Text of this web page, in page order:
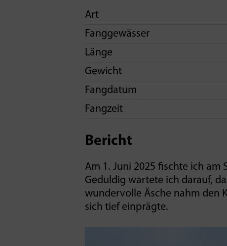
Art
Fanggewässer
Länge
Gewicht
Fangdatum
Fangzeit
Bericht
Am 1. Juni 2025 fischte ich
Geduldig wartete ich darauf,
wundervolle Äsche nahm den
sich tief einprägte.